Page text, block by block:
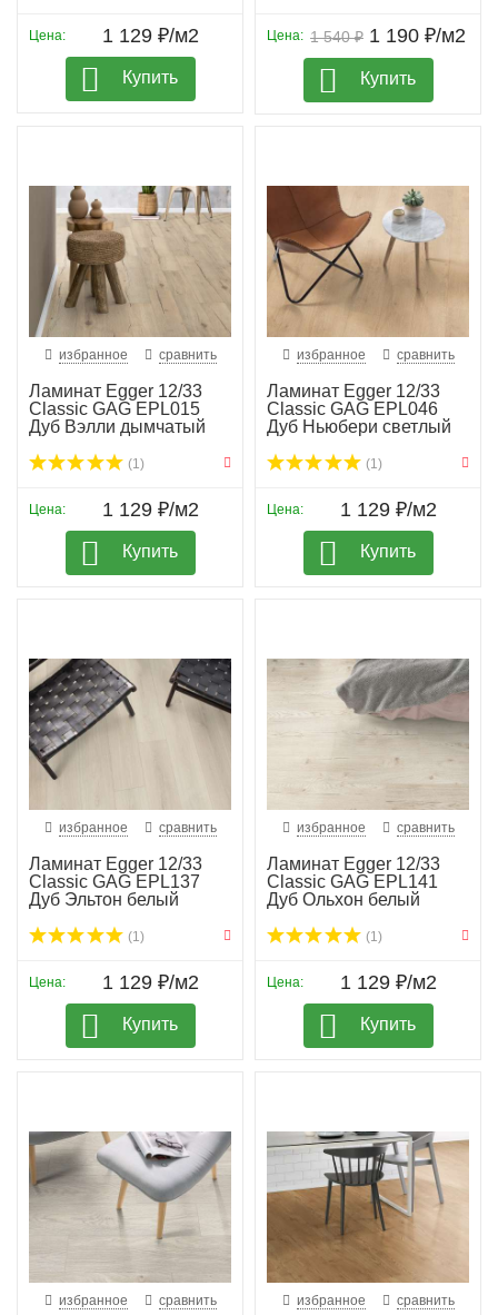
Цена: 1 129 ₽/м2
Купить
1 540 ₽
Цена: 1 190 ₽/м2
Купить
избранное сравнить
Ламинат Egger 12/33
Classic GAG EPL015
Дуб Вэлли дымчатый
(1)
Цена: 1 129 ₽/м2
Купить
избранное сравнить
Ламинат Egger 12/33
Classic GAG EPL046
Дуб Ньюбери светлый
(1)
Цена: 1 129 ₽/м2
Купить
избранное сравнить
Ламинат Egger 12/33
Classic GAG EPL137
Дуб Эльтон белый
(1)
Цена: 1 129 ₽/м2
Купить
избранное сравнить
Ламинат Egger 12/33
Classic GAG EPL141
Дуб Ольхон белый
(1)
Цена: 1 129 ₽/м2
Купить
избранное сравнить избранное сравнить